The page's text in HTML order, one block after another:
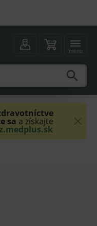
menu
sa a získajte